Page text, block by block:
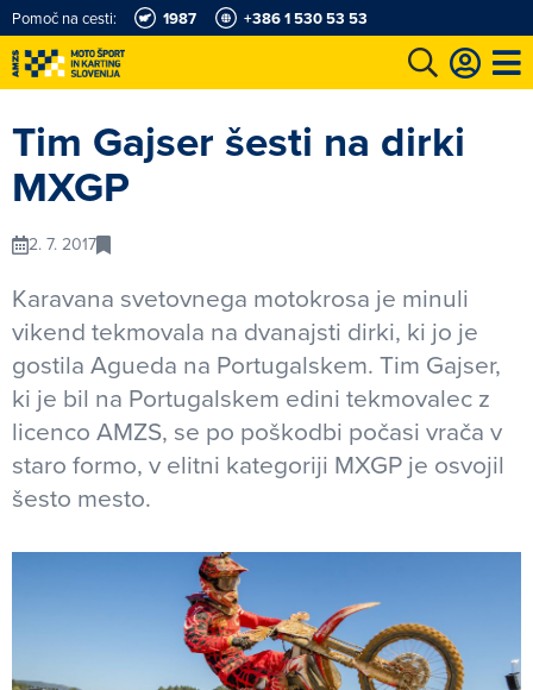
Pomoč na cesti: 1987 +386 1 530 53 53
Tim Gajser šesti na dirki
MXGP
2. 7. 2017
Karavana svetovnega motokrosa je minuli
vikend tekmovala na dvanajsti dirki, ki jo je
gostila Agueda na Portugalskem. Tim Gajser,
ki je bil na Portugalskem edini tekmovalec z
licenco AMZS, se po poškodbi počasi vrača v
staro formo, v elitni kategoriji MXGP je osvojil
šesto mesto.